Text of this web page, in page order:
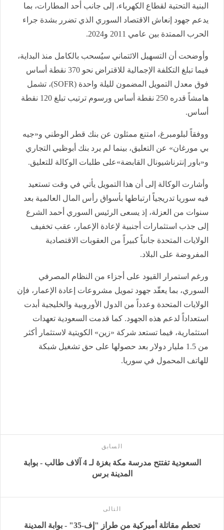
البنية التحتية لقطاع الكهرباء، إلى جانب أحد المطارات، بما
يدعم جهود إنعاش الاقتصاد السوري الذي تضرر بشدة جراء
الحرب الممتدة بين عامي 2011 و2024.
وأوضحت أن التسهيل الائتماني سيُسحب بالكامل منذ البداية،
فيما تبلغ التكلفة الإجمالية للاقتراض نحو 370 نقطة أساس
فوق معدل التمويل المضمون لليلة واحدة (SOFR)، تشمل
هامشاً قدره 250 نقطة أساس ورسوم ترتيب تبلغ 120 نقطة
أساس.
ووفقاً لبلومبرغ، امتنع ممثلون عن بنك قطر الوطني و«جيه
بي مورغان» عن التعليق، بينما لم يرد بنك أبوظبي التجاري
و«باور إنترناشيونال القابضة»على طلبات الوكالة للتعليق.
وأشارت الوكالة إلى أن هذا التمويل يأتي في وقت تستعيد
فيه سوريا تدريجياً ارتباطها بأسواق رأس المال العالمية بعد
سنوات من العزلة، إذ يسعى الرئيس السوري أحمد الشرع
إلى جذب استثمارات أجنبية لإعادة الإعمار، عقب تخفيف
الولايات المتحدة جانباً كبيراً من العقوبات الاقتصادية
المفروضة على البلاد.
ورغم استمرار القيود على أجزاء من النظام المصرفي
السوري، بما يعقّد جهود تمويل مشروعات إعادة الإعمار، فإن
الولايات المتحدة وعدداً من الدول الأوروبية والخليجية أبدت
استعداداً لدعم هذه الجهود. كما قدمت السعودية تعهدات
استثمارية، فيما تستعد شركة «زين» الكويتية لاستثمار أكثر
من 1.5 مليار دولار بعد حصولها على حق تشغيل شبكة
للهاتف المحمول في سوريا.
السابق
السعودية تفتتح مدرسة مكة بغزة لـ 4 آلاف طالب - بوابة
المدينة برس
التالى
تحطم مقاتلة أميركية من طراز "إف-35" - بوابة المدينة